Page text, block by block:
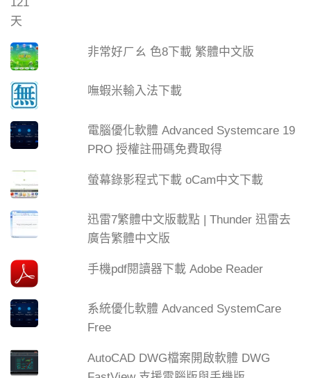
非常好ㄏㄠ 色8下載 繁體中文版
嘸蝦米輸入法下載
電腦優化軟體 Advanced Systemcare 19
PRO 授權註冊碼免費取得
螢幕錄影程式下載 oCam中文下載
迅雷7繁體中文版載點 | Thunder 迅雷去
廣告繁體中文版
手機pdf閱讀器下載 Adobe Reader
系統優化軟體 Advanced SystemCare
Free
AutoCAD DWG檔案開啟軟體 DWG